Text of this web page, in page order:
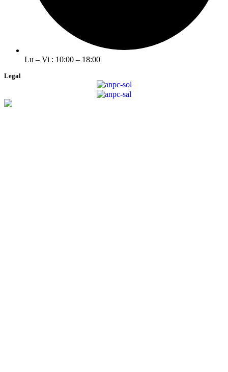
Lu – Vi : 10:00 – 18:00
Legal